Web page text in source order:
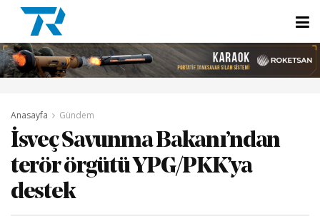
Anasayfa Gündem
İsveç Savunma Bakanı’ndan
terör örgütü YPG/PKK’ya
destek